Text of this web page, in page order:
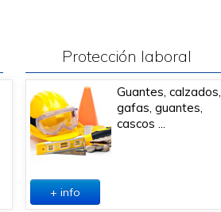
Protección laboral
+ info
Guantes, calzados,
gafas, guantes,
cascos ...